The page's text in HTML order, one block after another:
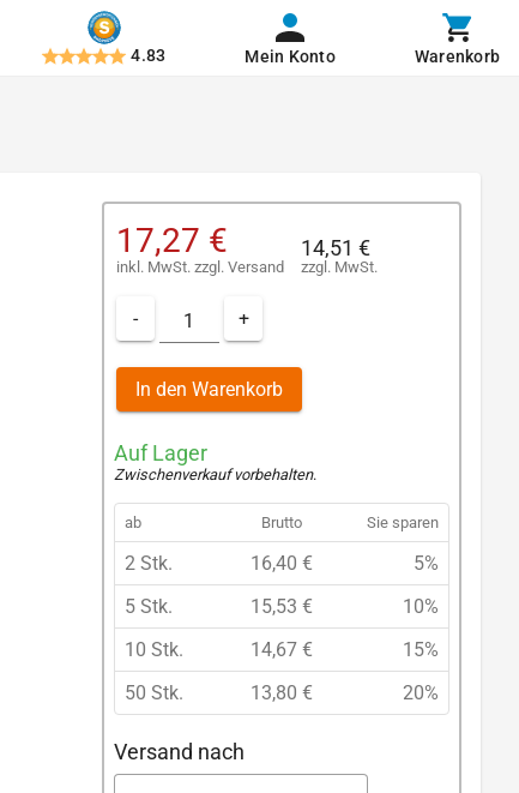
4.83 Mein Konto Warenkorb
17,27 €
inkl. MwSt. zzgl. Versand
14,51 €
zzgl. MwSt.
- +
In den Warenkorb
Auf Lager
Zwischenverkauf vorbehalten.
ab Brutto Sie sparen
2 Stk. 16,40 €
5%
5 Stk.
15,53 €
10%
10 Stk.
14,67 €
15%
50 Stk.
13,80 € 20%
Versand nach